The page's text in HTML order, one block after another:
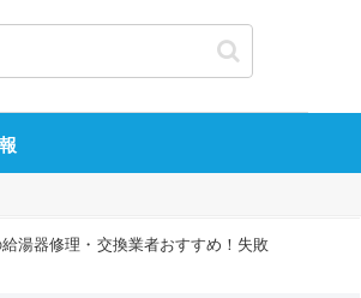
湯器修理・交換業者おすすめ！失敗